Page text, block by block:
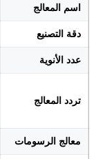
اسم المعالج
دقة التصنيع
عدد الأنوية
تردد المعالج
معالج الرسومات